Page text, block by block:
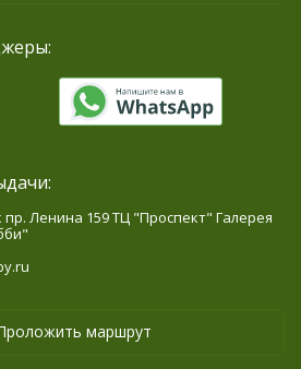
пр. Ленина 159 ТЦ "Проспект" Галерея
маршрут